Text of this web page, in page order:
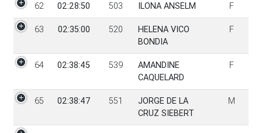
62 02:28:50 503 ILONA ANSELM F
63 02:35:00 520
HELENA VICO
BONDIA
F
64 02:38:45 539
AMANDINE
CAQUELARD
F
65 02:38:47 551
JORGE DE LA
CRUZ SIEBERT
M